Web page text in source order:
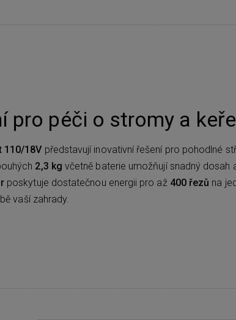
pro péči o stromy a keře
110/18V představují inovativní řešení pro pohodlné
2,3 kg včetně baterie umožňují snadný dosah
poskytuje dostatečnou energii pro až 400 řezů na
vaší zahrady.